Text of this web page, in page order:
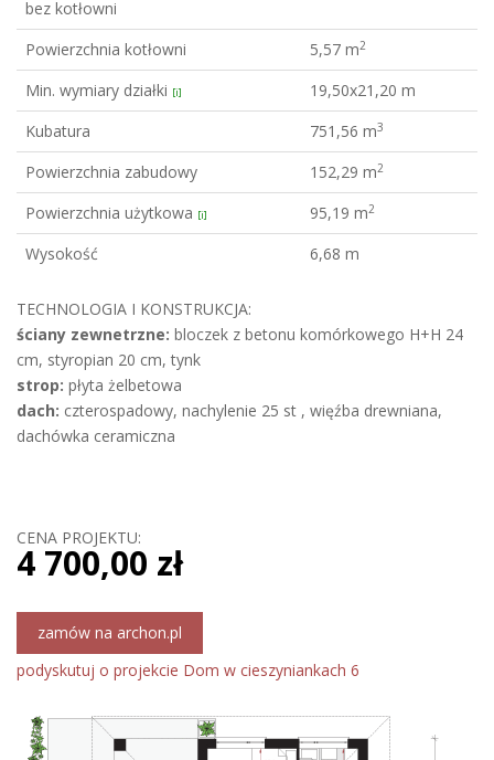
bez kotłowni
Powierzchnia kotłowni 5,57 m2
Min. wymiary działki [i]
19,50x21,20 m
Kubatura
751,56 m3
Powierzchnia zabudowy 152,29 m2
Powierzchnia użytkowa [i] 95,19 m2
Wysokość 6,68 m
TECHNOLOGIA I KONSTRUKCJA:
ściany zewnetrzne: bloczek z betonu komórkowego H+H 24
cm, styropian 20 cm, tynk
strop: płyta żelbetowa
dach: czterospadowy, nachylenie 25 st , więźba drewniana,
dachówka ceramiczna
CENA PROJEKTU:
4 700,00 zł
zamów na archon.pl
podyskutuj o projekcie Dom w cieszyniankach 6